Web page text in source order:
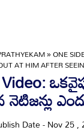
»ONE
AT HIM AFTER
Date - Nov 25 ,